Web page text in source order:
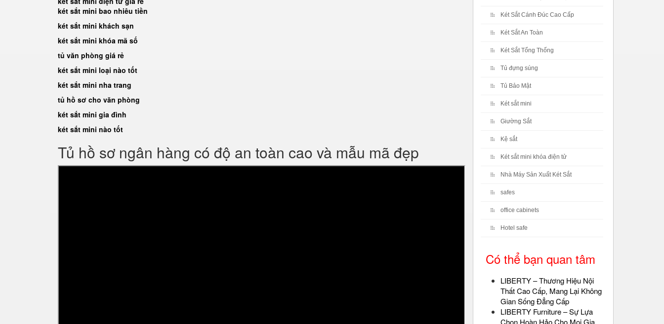
két sắt mini bao nhiêu tiền
két sắt mini khách sạn
két sắt mini khóa mã số
tủ văn phòng giá rẻ
két sắt mini loại nào tốt
két sắt mini nha trang
tủ hồ sơ cho văn phòng
két sắt mini gia đình
két sắt mini nào tốt
Tủ hồ sơ ngân hàng có độ an toàn cao và mẫu mã đẹp
Két Sắt Cánh Đúc Cao Cấp
Két Sắt An Toàn
Két Sắt Tổng Thống
Tủ đựng súng
Tủ Bảo Mật
Két sắt mini
Giường Sắt
Kệ sắt
Két sắt mini khóa điện tử
Nhà Máy Sản Xuất Két Sắt
safes
office cabinets
Hotel safe
Có thể bạn quan tâm
LIBERTY – Thương Hiệu Nội
Thất Cao Cấp, Mang Lại Không
Gian Sống Đẳng Cấp
LIBERTY Furniture – Sự Lựa
Chọn Hoàn Hảo Cho Mọi Gia